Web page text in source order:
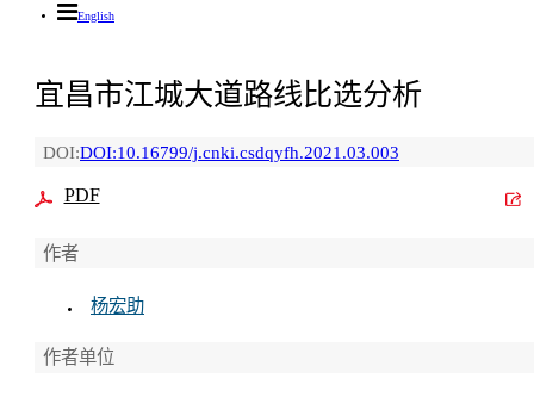
English
宜昌市江城大道路线比选分析
DOI:DOI:10.16799/j.cnki.csdqyfh.2021.03.003
PDF
作者
杨宏助
作者单位